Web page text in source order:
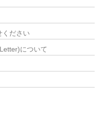
ください
について